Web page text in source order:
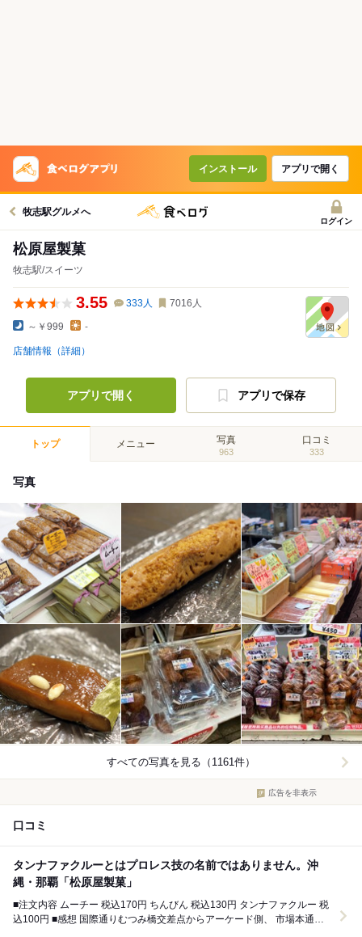
インストール アプリで開く
牧志駅グルメへ
ログイン
松原屋製菓
牧志駅/スイーツ
3.55 333人 7016 人
～￥999 -
店舗情報（詳細）
アプリで開く アプリで保存
トップ メニュー 写真
963
口コミ
333
写真
すべての写真を見る（1161件）
広告を非表示
口コミ
タンナファクルーとはプロレス技の名前ではありません。沖
縄・那覇「松原屋製菓」
■注文内容 ムーチー 税込170円 ちんびん 税込130円 タンナファクルー 税
込100円 ■感想 国際通りむつみ橋交差点からアーケード側、 市場本通り